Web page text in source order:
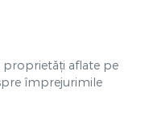
proprietăți aflate pe
împrejurimile